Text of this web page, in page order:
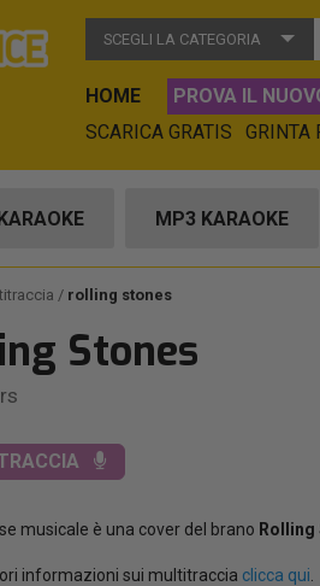
SCEGLI LA CATEGORIA
HOME PROVA IL
SCARICA GRATIS
GRINTA
MP3 KARAOKE
rolling stones
Stones
musicale è una cover del brano Rolling
informazioni sui multitraccia clicca qui